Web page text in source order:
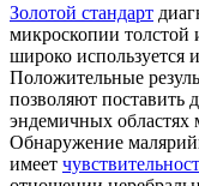
Золотой стандарт
микроскопии толстой
широко используется
Положительные
позволяют поставить
эндемичных областях
Обнаружение
имеет